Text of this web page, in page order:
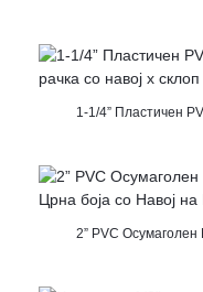
1-1/4” Пластичен
2” PVC Осумаголен